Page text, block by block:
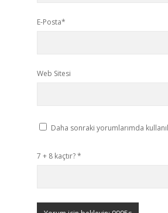
E-Posta*
Web Sitesi
Daha sonraki yorumlarımda
7 + 8 kaçtır?*